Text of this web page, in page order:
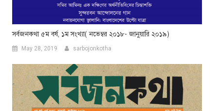
সর্বজনকথা ৫ম বর্ষ, ১ম সংখ্যা( নভেম্বর ২০১৮- জানুয়ারি ২০১৯)
May 28, 2019 sarbojonkotha